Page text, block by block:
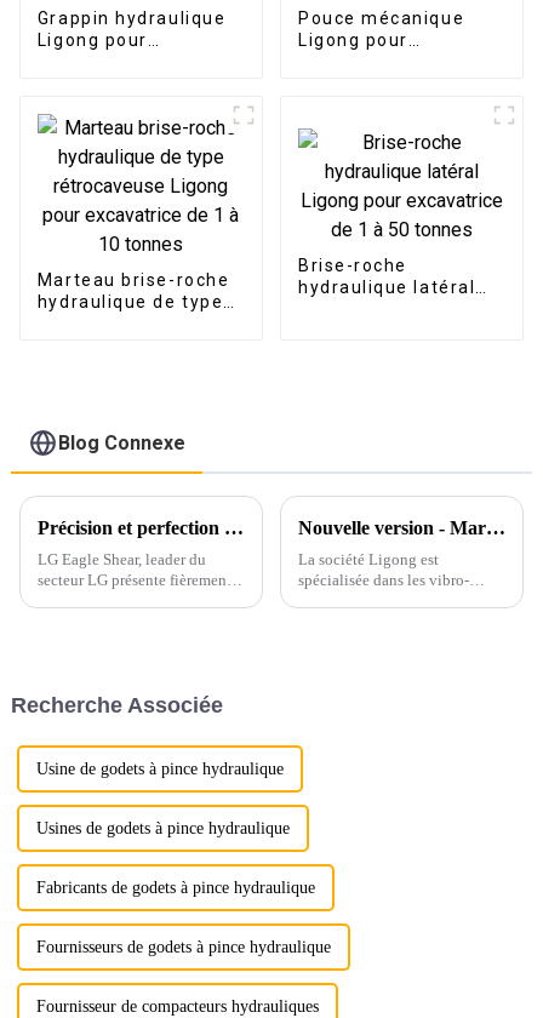
Grappin hydraulique
Ligong pour
Pouce mécanique
Ligong pour
Marteau brise-roche
hydraulique de type
Brise-roche
hydraulique latéral
Blog Connexe
Précision et perfection dans chaque détail
LG Eagle Shear, leader du
secteur LG présente fièrement
précision exceptionnelle...
Nouvelle version - Marteau vibrant hydraulique et marteau vibrant à poignée latérale Ligong
La société Ligong est
spécialisée dans les vibro-
Recherche Associée
Usine de godets à pince hydraulique
Usines de godets à pince hydraulique
Fabricants de godets à pince hydraulique
Fournisseurs de godets à pince hydraulique
Fournisseur de compacteurs hydrauliques